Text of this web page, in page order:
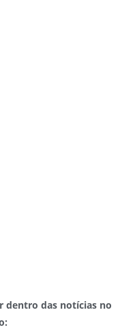
dentro das notícias no